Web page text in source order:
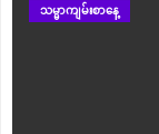
သမ္မာကျမ်းစာနေ့